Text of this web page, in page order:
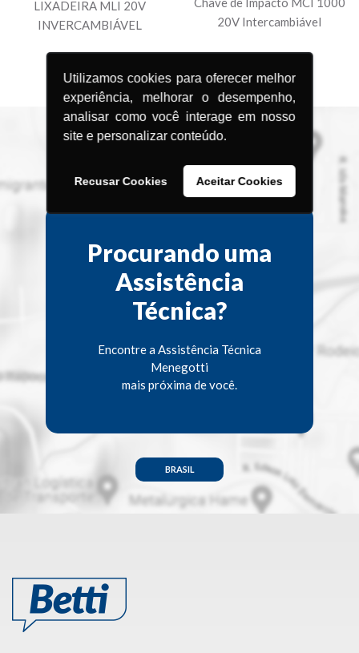
Utilizamos cookies para oferecer melhor
experiência, melhorar o desempenho,
analisar como você interage em nosso
site e personalizar conteúdo.
Recusar Cookies Aceitar Cookies
LIXADEIRA MLI 20V
INVERCAMBIÁVEL
20V Intercambiável
Procurando uma
Assistência
Técnica?
Encontre a Assistência Técnica
Menegotti
mais próxima de você.
BRASIL